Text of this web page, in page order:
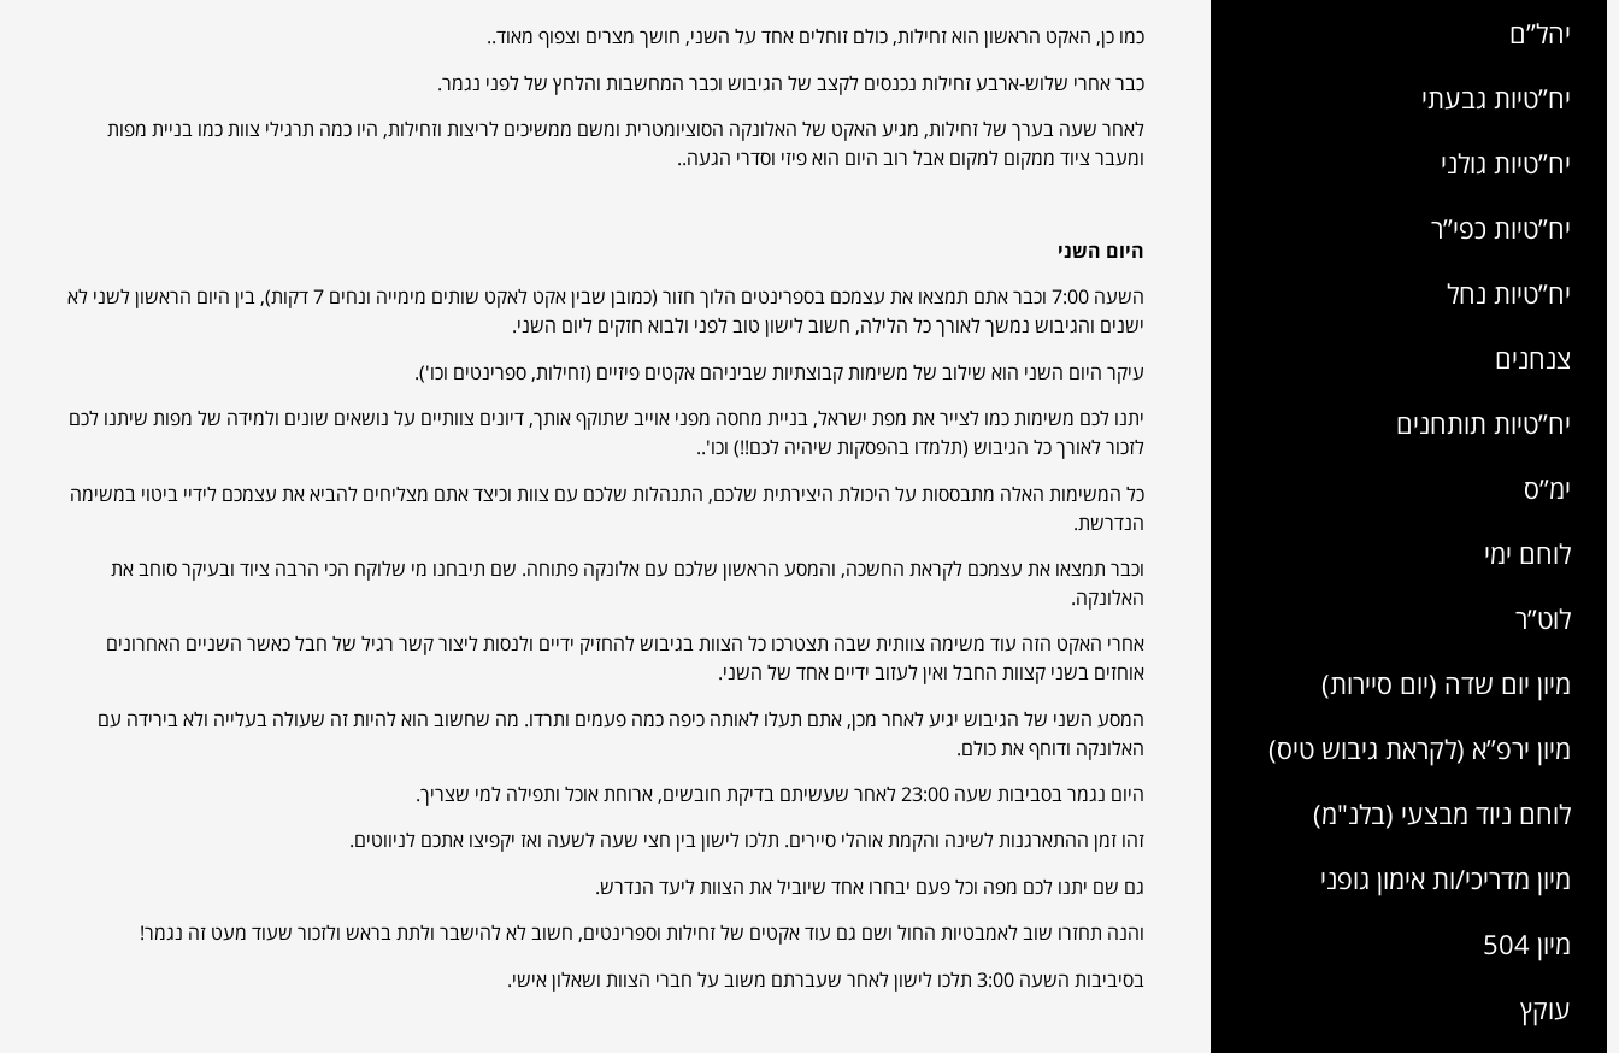
יהל”ם
יח”טיות גבעתי
יח”טיות גולני
יח”טיות כפי”ר
יח”טיות נחל
צנחנים
יח”טיות תותחנים
ימ”ס
לוחם ימי
לוט”ר
מיון יום שדה (יום סיירות)
מיון ירפ”א (לקראת גיבוש טיס)
לוחם ניוד מבצעי (בלנ"מ)
מיון מדריכי/ות אימון גופני
מיון 504
עוקץ
כמו כן, האקט הראשון הוא זחילות, כולם זוחלים אחד על השני, חושך מצרים וצפוף מאוד..
כבר אחרי שלוש-ארבע זחילות נכנסים לקצב של הגיבוש וכבר המחשבות והלחץ של לפני נגמר.
לאחר שעה בערך של זחילות, מגיע האקט של האלונקה הסוציומטרית ומשם ממשיכים לריצות וזחילות, היו כמה תרגילי צוות כמו בניית מפות
ומעבר ציוד ממקום למקום אבל רוב היום הוא פיזי וסדרי הגעה..
היום השני
השעה 7:00 וכבר אתם תמצאו את עצמכם בספרינטים הלוך חזור (כמובן שבין אקט לאקט שותים מימייה ונחים 7 דקות), בין היום הראשון לשני לא
ישנים והגיבוש נמשך לאורך כל הלילה, חשוב לישון טוב לפני ולבוא חזקים ליום השני.
עיקר היום השני הוא שילוב של משימות קבוצתיות שביניהם אקטים פיזיים (זחילות, ספרינטים וכו').
יתנו לכם משימות כמו לצייר את מפת ישראל, בניית מחסה מפני אוייב שתוקף אותך, דיונים צוותיים על נושאים שונים ולמידה של מפות שיתנו לכם
לזכור לאורך כל הגיבוש (תלמדו בהפסקות שיהיה לכם!!) וכו'..
כל המשימות האלה מתבססות על היכולת היצירתית שלכם, התנהלות שלכם עם צוות וכיצד אתם מצליחים להביא את עצמכם לידיי ביטוי במשימה
הנדרשת.
וכבר תמצאו את עצמכם לקראת החשכה, והמסע הראשון שלכם עם אלונקה פתוחה. שם תיבחנו מי שלוקח הכי הרבה ציוד ובעיקר סוחב את
האלונקה.
אחרי האקט הזה עוד משימה צוותית שבה תצטרכו כל הצוות בגיבוש להחזיק ידיים ולנסות ליצור קשר רגיל של חבל כאשר השניים האחרונים
אוחזים בשני קצוות החבל ואין לעזוב ידיים אחד של השני.
המסע השני של הגיבוש יגיע לאחר מכן, אתם תעלו לאותה כיפה כמה פעמים ותרדו. מה שחשוב הוא להיות זה שעולה בעלייה ולא בירידה עם
האלונקה ודוחף את כולם.
היום נגמר בסביבות שעה 23:00 לאחר שעשיתם בדיקת חובשים, ארוחת אוכל ותפילה למי שצריך.
זהו זמן ההתארגנות לשינה והקמת אוהלי סיירים. תלכו לישון בין חצי שעה לשעה ואז יקפיצו אתכם לניווטים.
גם שם יתנו לכם מפה וכל פעם יבחרו אחד שיוביל את הצוות ליעד הנדרש.
והנה תחזרו שוב לאמבטיות החול ושם גם עוד אקטים של זחילות וספרינטים, חשוב לא להישבר ולתת בראש ולזכור שעוד מעט זה נגמר!
בסיביבות השעה 3:00 תלכו לישון לאחר שעברתם משוב על חברי הצוות ושאלון אישי.